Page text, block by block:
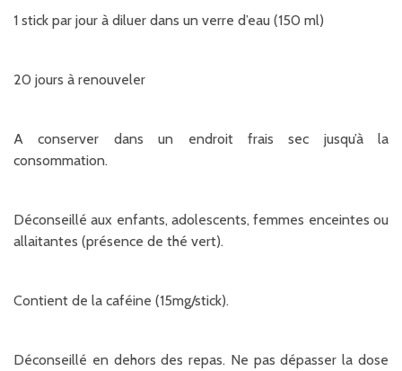
1 stick par jour à diluer dans un verre d’eau (150 ml)
20 jours à renouveler
A conserver dans un endroit frais sec jusqu’à la
consommation.
Déconseillé aux enfants, adolescents, femmes enceintes ou
allaitantes (présence de thé vert).
Contient de la caféine (15mg/stick).
Déconseillé en dehors des repas. Ne pas dépasser la dose